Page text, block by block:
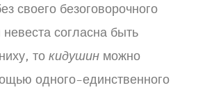
своего безоговорочного
согласна быть
то кидушин можно
одного-единственного